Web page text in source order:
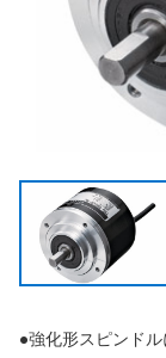
●強化形スピンド